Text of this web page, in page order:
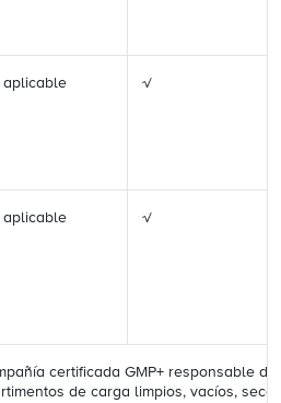
aplicable √
aplicable √
certificada GMP+ responsable
de carga limpios, vacíos,